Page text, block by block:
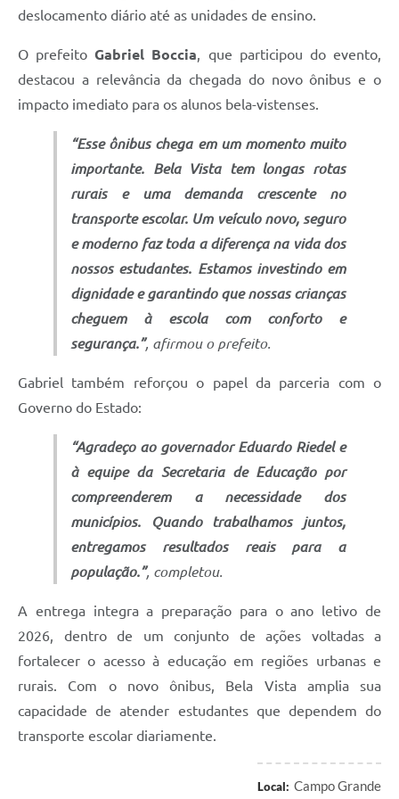
deslocamento diário até as unidades de ensino.
O prefeitoGabriel Boccia, que participou do evento,
destacou a relevância da chegada do novo ônibus e o
impacto imediato para os alunos bela-vistenses.
“Esse ônibus chega em um momento muito
importante. Bela Vista tem longas rotas
rurais e uma demanda crescente no
transporte escolar. Um veículo novo, seguro
e moderno faz toda a diferença na vida dos
nossos estudantes. Estamos investindo em
dignidade e garantindo que nossas crianças
cheguem à escola com conforto e
segurança.”, afirmou o prefeito.
Gabriel também reforçou o papel da parceria com o
Governo do Estado:
“Agradeço ao governador Eduardo Riedel e
à equipe da Secretaria de Educação por
compreenderem a necessidade dos
municípios. Quando trabalhamos juntos,
entregamos resultados reais para a
população.”, completou.
A entrega integra a preparação para o ano letivo de
2026, dentro de um conjunto de ações voltadas a
fortalecer o acesso à educação em regiões urbanas e
rurais. Com o novo ônibus, Bela Vista amplia sua
capacidade de atender estudantes que dependem do
transporte escolar diariamente.
Local: Campo Grande